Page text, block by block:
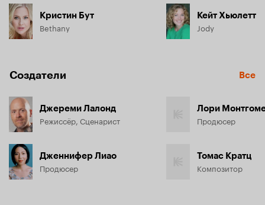
Кристин Бут
Bethany
Кейт Хьюлетт
Jody
Создатели Все
Джереми Лалонд
Режиссёр, Сценарист
Дженнифер Лиао
Продюсер
Лори
Продюсер
Томас Кратц
Композитор